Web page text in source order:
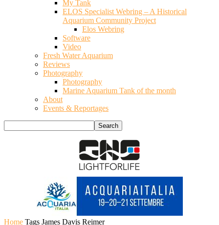
My Tank
ELOS Specialist Webring – A Historical
Aquarium Community Project
Elos Webring
Software
Video
Fresh Water Aquarium
Reviews
Photography
Photography
Marine Aquarium Tank of the month
About
Events & Reportages
Home Tags James Davis Reimer